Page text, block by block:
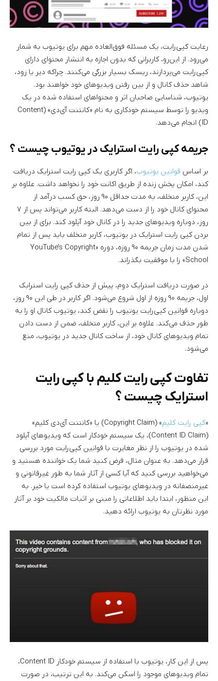
رعایت کپی‌رایت، یک مسئله فوق‌العاده مهم برای یوتیوب به شمار
می‌رود. از این‌رو، کاربرانی که بدون اجازه به انتشار محتوای دارای
کپی‌رایت می‌پردازند، ریسک بسیار بزرگی می‌کنند. چراکه دیر یا زود،
شاهد حذف کانال و از بین رفتن ویدیوهای خود خواهند بود.
یوتیوب، شناسایی صاحبان اثر و محتواهای استفاده شده در یک
ویدیو را توسط سیستم خودکاری به نام «کانتنت آی‌دی» (Content
ID) انجام می‌دهد.
جریمه کپی رایت استرایک در یوتیوب چیست ؟
بر اساس قوانین یوتیوب، اگر کاربری یک کپی رایت استرایک دریافت
کند، امکان پخش زنده از طریق اکانت خود را نخواهد داشت. علاوه بر
این، کاربر متخلف، به مدت حداقل ۹۰ روز، حق کسب درآمد از
محتوای کانال خود را از دست می‌دهد. البته کاربر می‌تواند پس از ۷
روز، دوباره ویدیوهای جدید را در کانال خود آپلود کند. برای از بین
بردن کپی رایت استرایک در یوتیوب، کاربر متخلف باید پس از تمام
شدن مدت زمان جریمه ۹۰ روزه، دوره «YouTube’s Copyright
School» را با موفقیت بگذراند.
در صورت دریافت استرایک دوم، پیش از حذف کپی رایت استرابک
اول، جریمه ۹۰ روزه از اول شروع می‌شود. اگر کاربر در طی این ۹۰ روز،
دوباره قوانین کپی‌رایت یوتیوب را نقض کند، یوتیوب کانال او را به
طور حذف می‌کند. علاوه بر این، کاربر متخلف، ضمن از دست دادن
تمام ویدیوهای کانال خود، از ساخت کانال جدید در یوتیوب، منع
می‌شود.
تفاوت کپی رایت کلیم با کپی رایت
استرایک چیست ؟
«کپی رایت کلیم
» (Copyright Claim) یا «کانتنت آی‌دی کلیم»
(Content ID Claim)، یک سیستم خودکار است که ویدیوهای آپلود
شده در یوتیوب را از نظر مغایرت با قوانین کپی‌رایت مورد بررسی
قرار می‌دهد. به عنوان مثال، فرض کنید شما یک خواننده هستید و
می‌خواهید بررسی کنید که آیا کسی از آثار شما به طور غیرقانونی و
غیرمنصفانه در ویدیوهای یوتیوب استفاده کرده است یا خیر. به
این منظور، ابتدا باید اطلاعاتی را مبنی بر اثبات مالکیت خود بر آثار
مورد نظرتان به یوتیوب ارائه دهید.
پس از این کار، یوتیوب با استفاده از سیستم خودکار Content ID،
تمام ویدیوهای موجود را اسکن می‌کند. به این ترتیب، در صورت